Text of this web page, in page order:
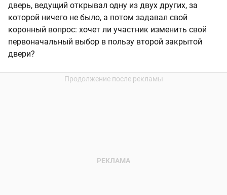
дверь, ведущий открывал одну из двух других, за
которой ничего не было, а потом задавал свой
коронный вопрос: хочет ли участник изменить свой
первоначальный выбор в пользу второй закрытой
двери?